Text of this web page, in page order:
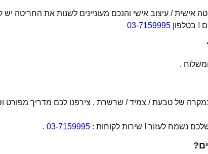
אישית / עיצוב אישי והנכם מעוניינים לשנות את החריטה
! בטלפון 03-7159995
.
של טבעת / צמיד / שרשרת , צירפנו לכם מדריך מפורט
נשמח לעזור ! שירות לקוחות : 03-7159995
.